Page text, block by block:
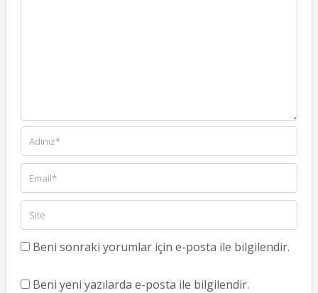
Beni sonraki yorumlar için e-posta ile bilgilendir.
Beni yeni yazılarda e-posta ile bilgilendir.